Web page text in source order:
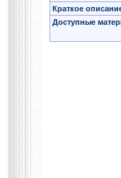
Краткое
Доступные